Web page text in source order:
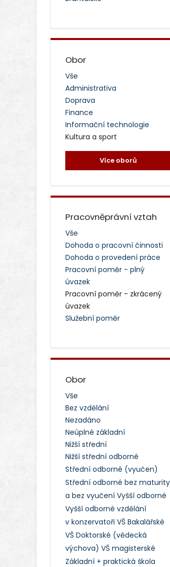
Obor
Vše
Administrativa
Doprava
Finance
Informační technologie
Kultura a sport
Více oborů
Pracovněprávní vztah
Vše
Dohoda o pracovní činnosti
Dohoda o provedení práce
Pracovní poměr - plný
úvazek
Pracovní poměr - zkrácený
úvazek
Služební poměr
Obor
Vše
Bez vzdělání
Nezadáno
Neúplné základní
Nižší střední
Nižší střední odborné
Střední odborné (vyučen)
Střední odborné bez maturity
a bez vyučení Vyšší odborné
Vyšší odborné vzdělání
v konzervatoři VŠ Bakalářské
VŠ Doktorské (vědecká
výchova) VŠ magisterské
Základní + praktická škola